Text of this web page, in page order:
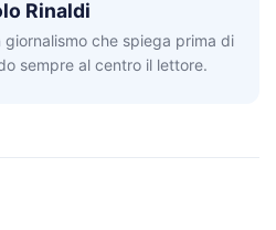
Rinaldi
giornalismo che spiega prima di
sempre al centro il lettore.